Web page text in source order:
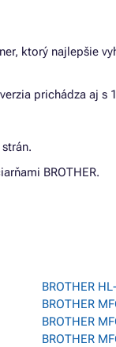
ktorý najlepšie
prichádza aj s
BROTHER.
BROTHER
BROTHER
BROTHER
BROTHER